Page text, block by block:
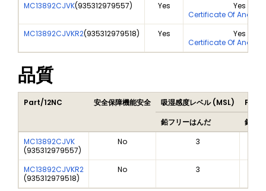
MC13892CJVK(935312979557) Yes
Yes
Certificate Of
MC13892CJVKR2(935312979518) Yes
Yes
Certificate Of
品質
Part/12NC 安全保障機能安全 吸湿感度レベル (MSL)
鉛フリーはんだ
鉛フ
MC13892CJVK
(935312979557)
No 3
MC13892CJVKR2
(935312979518)
No 3